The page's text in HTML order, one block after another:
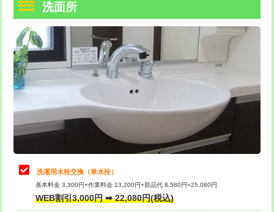
追加人工
廃棄・処分 現場見積
※給水管工事は20mmまでの価格です。
給水管工事※（土の掘削・埋め戻し作
業)
11,000円
給水管工事※（塩ビ管（VP・HI）使
用/3ｍまで)
33,000円
給水管工事※（塩ビ管（VP・HI）使
用（追加）/3ｍ超え)
給水管工事※（ライニング鋼管・銅
管・ポリ管・HT管使用/3ｍまで)
44,000円
給水管工事※（ライニング鋼管・銅
管・ポリ管・HT管使用/3ｍ超え)
排水管工事（土の掘削・埋め戻し作
トーラー機使用/3mまで
追加トーラー機使用/3m超え +3,300円
カメラ調査 33,000円
桝清掃
止水・漏水調査・防水処理・清掃・修
理・調整・分解・加工など（軽作業）
11,000円
止水・漏水調査・防水処理・清掃・修
理・調整・分解・加工など（中作業）
22,000円
止水・漏水調査・防水処理・清掃・修
理・調整・分解・加工など（重作業）
33,000円
洗面所
洗濯用水栓交換（単水栓）
基本料金 3,300円+作業料金 13,200円+部品代 8,580円=25,080円
WEB割引3,000円 ➡ 22,080円(税込)